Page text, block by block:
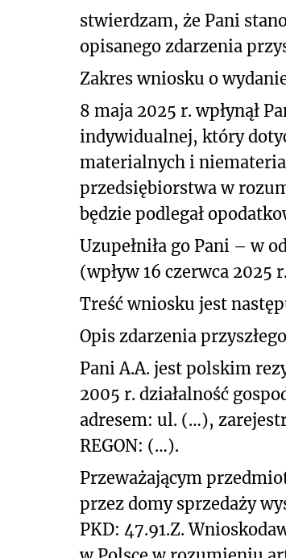
stwierdzam, że Pani
opisanego zdarzenia
Zakres wniosku o
8 maja 2025 r. wpłynął
indywidualnej, który
materialnych i
przedsiębiorstwa w
będzie podlegał
Uzupełniła go Pani – w
(wpływ 16 czerwca 2025
Treść wniosku jest
Opis zdarzenia przyszłego
Pani A.A. jest polskim
2005 r. działalność
adresem: ul. (…),
REGON: (…).
Przeważającym
przez domy sprzedaży
PKD: 47.91.Z.